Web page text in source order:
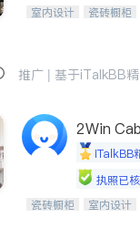
设计、制造、安装
室内设计 瓷砖橱柜
推广 | 基于iTalkBB
2Win
iTalkBB
执照已
中华橱柜石材公司
瓷砖橱柜 室内设计